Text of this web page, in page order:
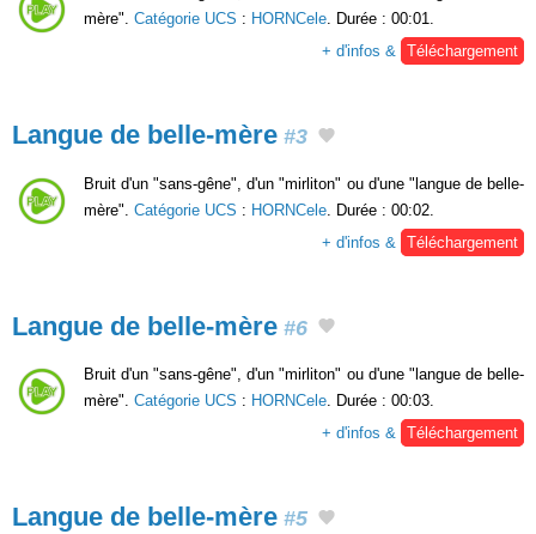
mère". Catégorie UCS : HORNCele . Durée : 00:01.
+ d'infos &
Téléchargement
Langue de belle-mère #3
Bruit d'un "sans-gêne", d'un "mirliton" ou d'une "langue de belle-
mère". Catégorie UCS : HORNCele . Durée : 00:02.
+ d'infos &
Téléchargement
Langue de belle-mère #6
Bruit d'un "sans-gêne", d'un "mirliton" ou d'une "langue de belle-
mère". Catégorie UCS : HORNCele. Durée : 00:03.
+ d'infos & Téléchargement
Langue de belle-mère #5